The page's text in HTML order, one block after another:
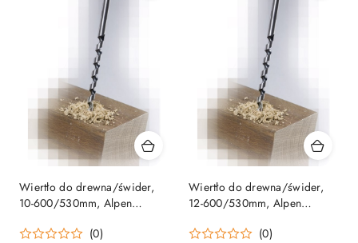
Wiertło do drewna/świder,
10-600/530mm, Alpen
(0)
Wiertło do drewna/świder,
12-600/530mm, Alpen
(0)